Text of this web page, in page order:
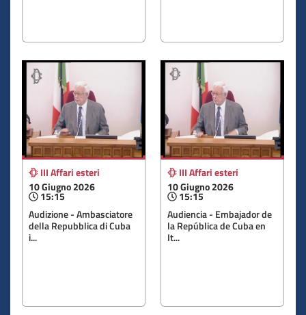
III Affari esteri
10 Giugno 2026
15:15
Audizione - Ambasciatore
della Repubblica di Cuba
i...
III Affari esteri
10 Giugno 2026
15:15
Audiencia - Embajador de
la República de Cuba en
It...